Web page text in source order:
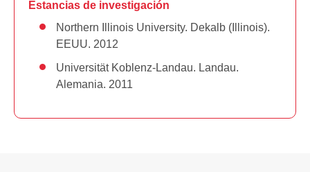
Estancias de investigación
Northern Illinois University. Dekalb (Illinois).
EEUU. 2012
Universität Koblenz-Landau. Landau.
Alemania. 2011